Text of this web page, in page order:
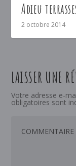
Adieu
2 octobre 2014
LAISSER UNE
Votre adresse e-
obligatoires sont